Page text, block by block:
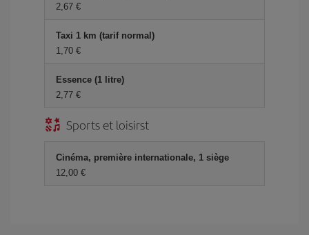
2,67 €
Taxi 1 km (tarif normal)
1,70 €
Essence (1 litre)
2,77 €
Sports et loisirst
Cinéma, première internationale, 1 siège
12,00 €